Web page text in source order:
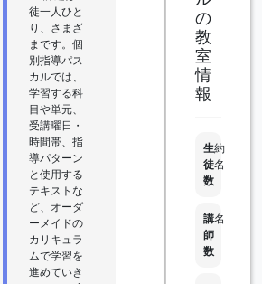
徒一人ひと
り、さまざ
まです。個
別指導パス
カルでは、
学習する科
目や単元、
受講曜日・
時間帯、指
導パターン
と使用する
テキストな
ど、オーダ
ーメイドの
カリキュラ
ムで学習を
進めていき
の
教
室
情
報
生
徒
数
約
名
講
師
数
名